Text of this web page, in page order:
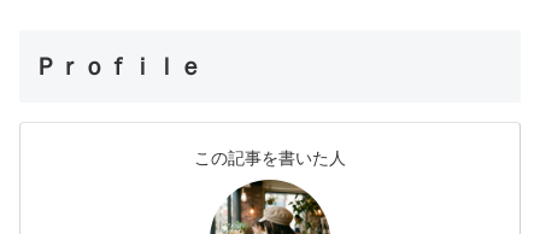
Ｐｒｏｆｉｌｅ
この記事を書いた人